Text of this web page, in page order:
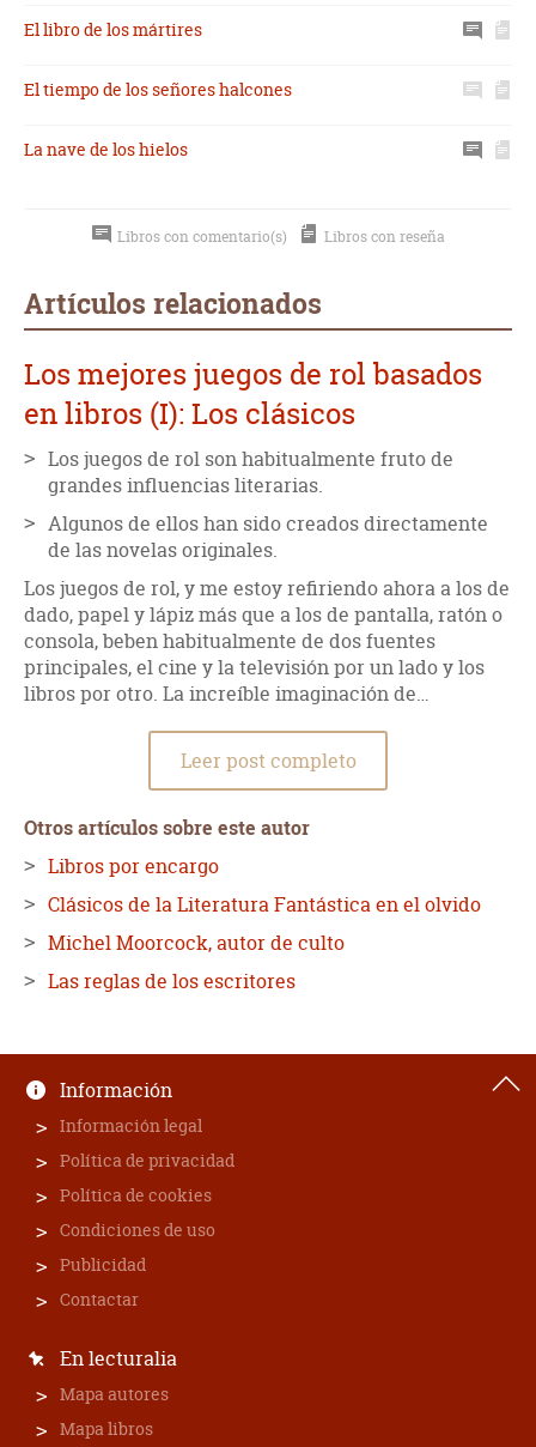
El libro de los mártires
El tiempo de los señores halcones
La nave de los hielos
Libros con comentario(s) Libros con reseña
Artículos relacionados
Los mejores juegos de rol basados
en libros (I): Los clásicos
Los juegos de rol son habitualmente fruto de
grandes influencias literarias.
Algunos de ellos han sido creados directamente
de las novelas originales.
Los juegos de rol, y me estoy refiriendo ahora a los de
dado, papel y lápiz más que a los de pantalla, ratón o
consola, beben habitualmente de dos fuentes
principales, el cine y la televisión por un lado y los
libros por otro. La increíble imaginación de…
Leer post completo
Otros artículos sobre este autor
Libros por encargo
Clásicos de la Literatura Fantástica en el olvido
Michel Moorcock, autor de culto
Las reglas de los escritores
Información
Información legal
Política de privacidad
Política de cookies
Condiciones de uso
Publicidad
Contactar
En lecturalia
Mapa autores
Mapa libros